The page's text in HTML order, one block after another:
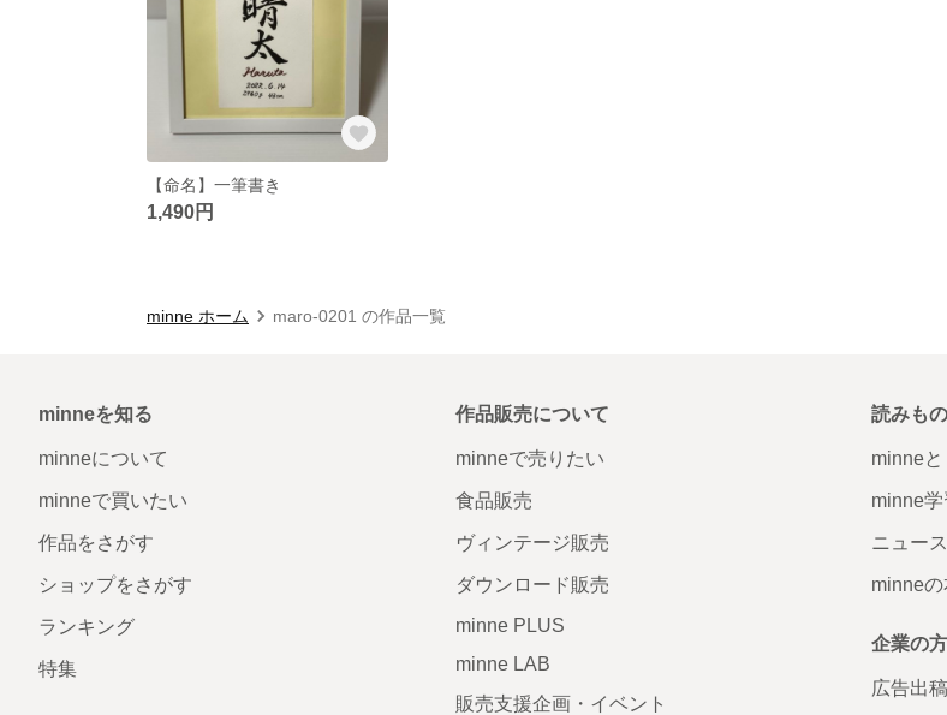
【命名】一筆書き
1,490円
minne ホーム maro-0201 の作品一覧
minneを知る
minneについて
minneで買いたい
作品をさがす
ショップをさがす
ランキング
特集
作品販売について
minneで売りたい
食品販売
ヴィンテージ販売
ダウンロード販売
minne PLUS
minne LAB
販売支援企画・イベント
読みもの
minne
minne
ニュース
minneの
企業の
広告出